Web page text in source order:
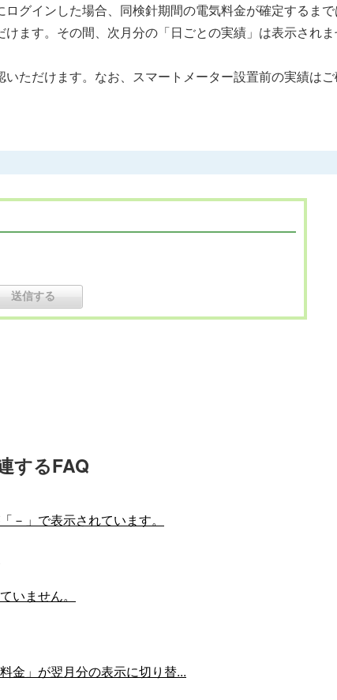
グインした場合、同検針期間の電気料金が確定するまで
ます。その間、次月分の「日ごとの実績」は表示され
いただけます。なお、スマートメーター設置前の実績は
するFAQ
－」で表示されています。
いません。
金」が翌月分の表示に切り替...